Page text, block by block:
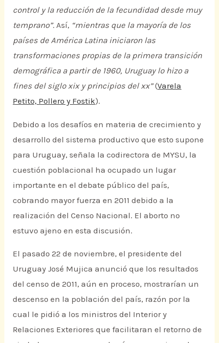
control y la reducción de la fecundidad desde muy
temprano”. Así, “mientras que la mayoría de los
países de América Latina iniciaron las
transformaciones propias de la primera transición
demográfica a partir de 1960, Uruguay lo hizo a
fines del siglo xix y principios del xx”(Varela
Petito, Pollero y Fostik).
Debido a los desafíos en materia de crecimiento y
desarrollo del sistema productivo que esto supone
para Uruguay, señala la codirectora de MYSU, la
cuestión poblacional ha ocupado un lugar
importante en el debate público del país,
cobrando mayor fuerza en 2011 debido a la
realización del Censo Nacional. El aborto no
estuvo ajeno en esta discusión.
El pasado 22 de noviembre, el presidente del
Uruguay José Mujica anunció que los resultados
del censo de 2011, aún en proceso, mostrarían un
descenso en la población del país, razón por la
cual le pidió a los ministros del Interior y
Relaciones Exteriores que facilitaran el retorno de